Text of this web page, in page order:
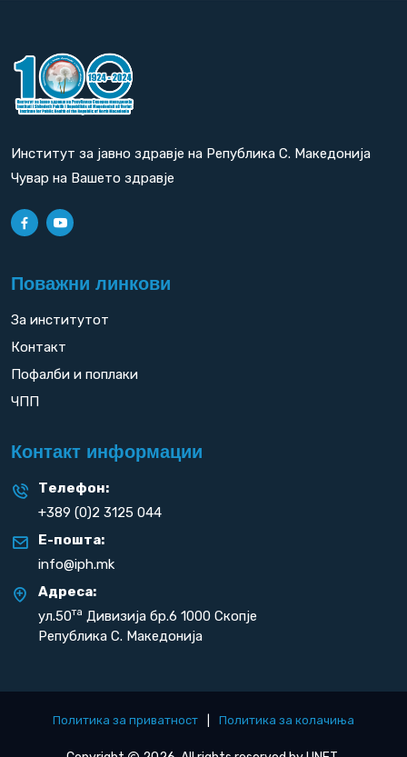
Институт за јавно здравје на Република С. Македонија
Чувар на Вашето здравје
Поважни линкови
За институтот
Контакт
Пофалби и поплаки
ЧПП
Контакт информации
Телефон:
+389 (0)2 3125 044
Е-пошта:
info@iph.mk
Адреса:
ул.50та Дивизија бр.6 1000 Скопје
Република С. Македонија
Политика за приватност Политика за колачиња